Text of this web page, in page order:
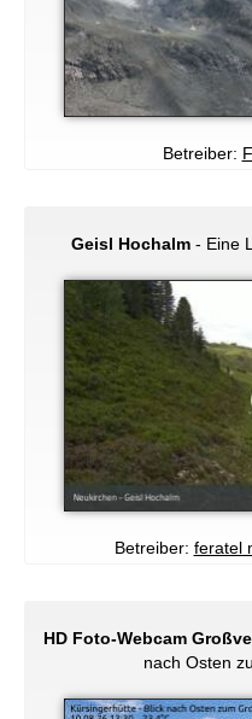
Betreiber:
Geisl Hochalm- Eine
Betreiber: feratel
HD Foto-Webcam
nach Osten